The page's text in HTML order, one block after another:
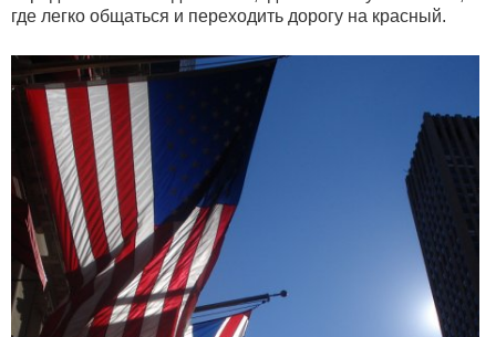
где легко общаться и переходить дорогу на красный.